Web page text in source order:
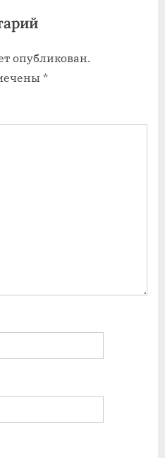
опубликован.
*